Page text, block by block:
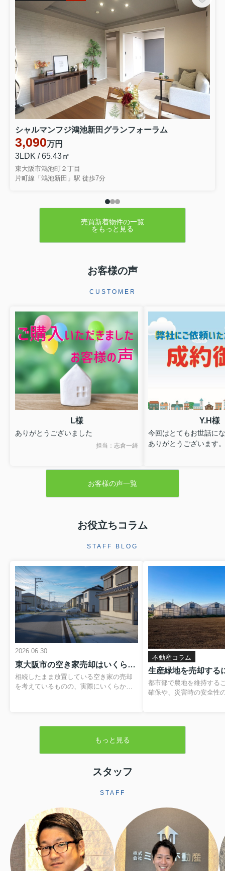
2026.06.29
☆★☆成約御礼☆★☆
東大阪市永和３丁目 中古テラスハウ
スをご契約いただきましたこの度はミ
ーツ不動産をいただき誠にありがとう
ございます。無事ご成約に至ることが
でき大変嬉しく思っております。リフ
ォームでお時間を頂き恐縮ではご...
2026.06.28
☆★☆成約御礼☆★☆
東大阪市大蓮南４丁目 中古一戸建を
足いただけるよう引きつづきしっ...
シャルマンフジ鴻池新田グランフォーラム
3,090万円
3LDK / 65.43㎡
東大阪市鴻池町２丁目
片町線「鴻池新田」駅 徒歩7分
売買新着物件の一覧
をもっと見る
お客様の声
CUSTOMER
L様
ありがとうございました
担当：志倉一綺
Y.H様
今回はとてもお世話に
ありがとうございます。
お客様の声一覧
お役立ちコラム
STAFF BLOG
2026.06.30
東大阪市の空き家売却はいくらかかる？費用や税金の内訳と負担を抑える方法
相続したまま放置している空き家の売却
を考えているものの、実際にいくらかか
重なると、最終的に手元に残る金額のイ
譲渡所得税や住民税といった税金、空き
家の譲渡所得の3,000万円特別控除といっ
ておくことが大切です。この記事では、
やすい費用や税金の基本から、解体費補
法まで、順を追って分かりやすく解説し
ます。読み進めていただくことで、おお
よその手取り額の考...
不動産コラム
都市部で農地を維持する
確保や、災害時の安全性
ことで、農業以外の用途
されますが、その一方で
地並みの評価となり、税
ます。また、相続税に...
もっと見る
スタッフ
STAFF